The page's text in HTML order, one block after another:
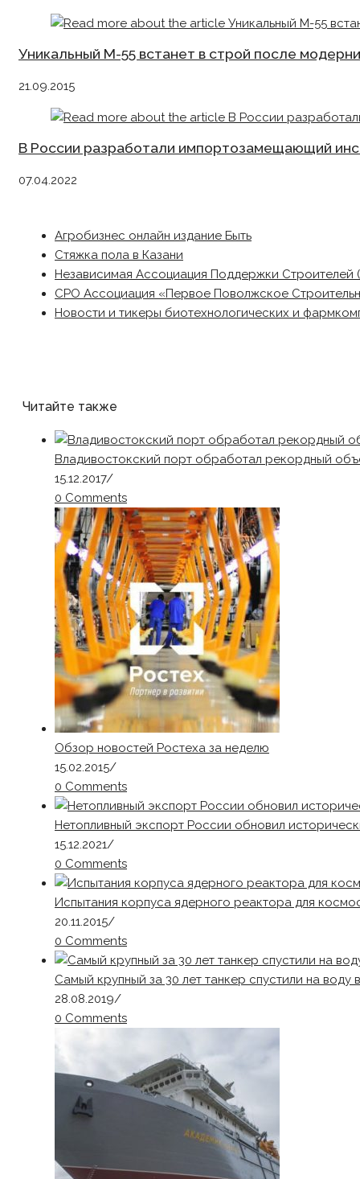
Уникальный М-55 встанет в строй после
21.09.2015
В России разработали импортозамещающий
07.04.2022
Агробизнес онлайн издание Быть
Стяжка пола в Казани
Независимая Ассоциация Поддержки Строителей
СРО Ассоциация «Первое Поволжское
Новости и тикеры биотехнологических и
Читайте также
Владивостокский порт обработал рекордный
15.12.2017/
0 Comments
Обзор новостей Ростеха за неделю
15.02.2015/
0 Comments
Нетопливный экспорт России обновил
15.12.2021/
0 Comments
Испытания корпуса ядерного реактора для
20.11.2015/
0 Comments
Самый крупный за 30 лет танкер спустили на воду
28.08.2019/
0 Comments